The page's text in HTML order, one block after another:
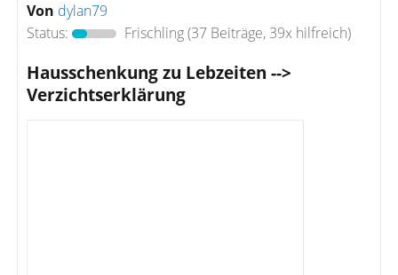
Von dylan79
Status:
Frischling(37 Beiträge, 39x hilfreich)
Hausschenkung zu Lebzeiten -->
Verzichtserklärung